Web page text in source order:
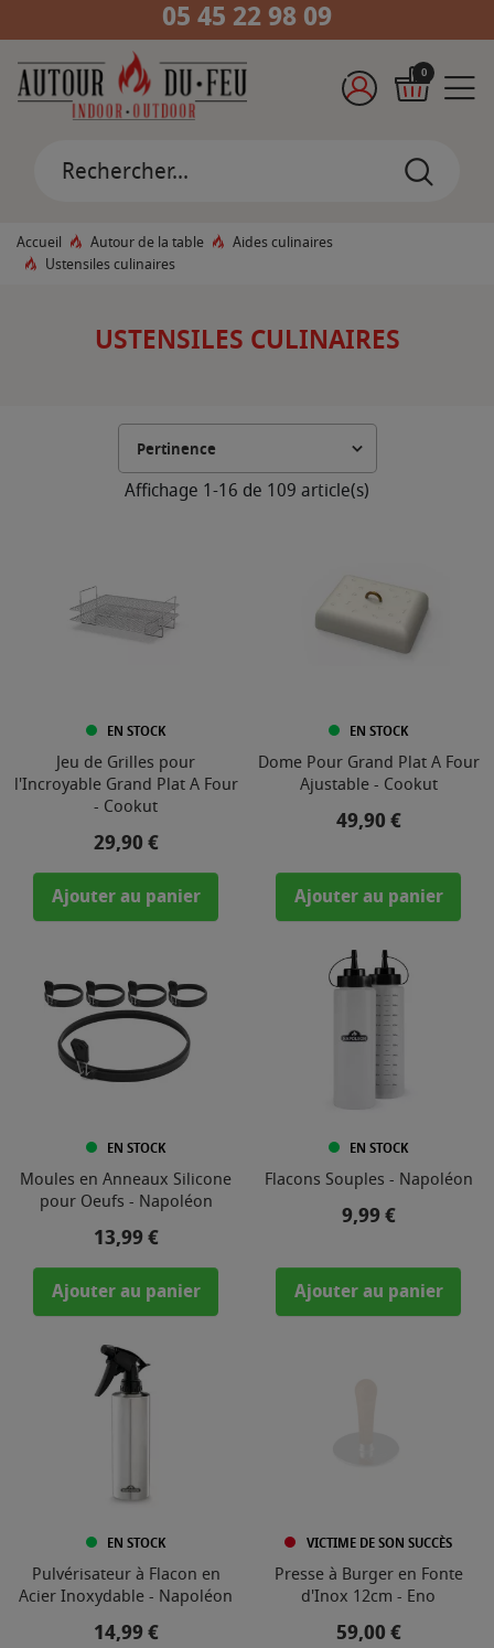
05 45 22 98 09
0
Accueil Autour de la table
Aides culinaires
Ustensiles culinaires
USTENSILES CULINAIRES
Affichage 1-16 de 109 article(s)
EN STOCK
Jeu de Grilles pour
l'Incroyable Grand Plat A Four
- Cookut
Prix
29,90 €
Ajouter au panier
EN STOCK
Dome Pour Grand Plat A Four
Ajustable - Cookut
Prix
49,90 €
Ajouter au panier
EN STOCK
Moules en Anneaux Silicone
pour Oeufs - Napoléon
Prix
13,99 €
Ajouter au panier
EN STOCK
Flacons Souples - Napoléon
Prix
9,99 €
Ajouter au panier
EN STOCK
Pulvérisateur à Flacon en
Acier Inoxydable - Napoléon
Prix
14,99 €
VICTIME DE SON SUCCÈS
Presse à Burger en Fonte
d'Inox 12cm - Eno
Prix
59,00 €